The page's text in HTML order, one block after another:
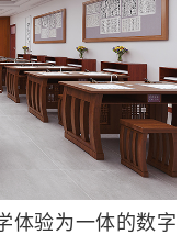
体验为一体的数字